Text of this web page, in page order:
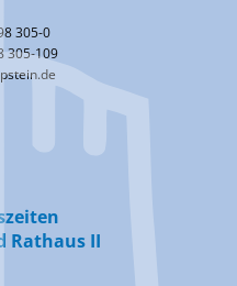
305-0
305-109
Rathaus II